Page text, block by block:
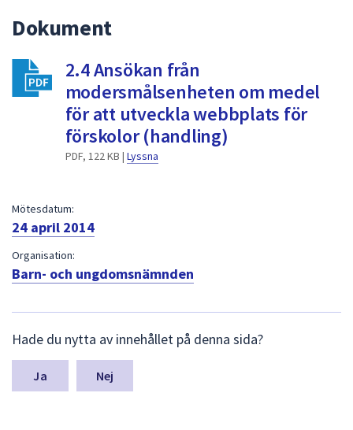
att
välja
något
Dokument
2.4 Ansökan från
modersmålsenheten om medel
för att utveckla webbplats för
förskolor (handling)
PDF, 122 KB | Lyssna
Mötesdatum:
24 april 2014
Organisation:
Barn- och ungdomsnämnden
ä
m
a
Hade du nytta av innehållet på denna sida?
Nej